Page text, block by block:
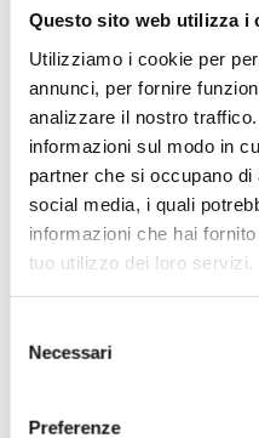
Questo sito web utilizza i
Utilizziamo i cookie per
annunci, per fornire
analizzare il nostro
informazioni sul modo in
partner che si occupano
social media, i quali
informazioni che hai
tuo utilizzo dei loro servizi.
delNecessari
Preferenze
N. Marchesini
TAS Group
Ha pubblicato